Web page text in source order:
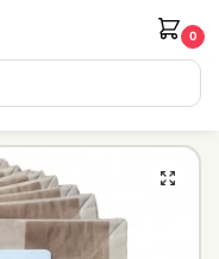
0
30€ d’achat.